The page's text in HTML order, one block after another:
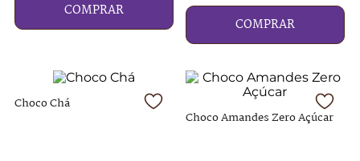
COMPRAR
COMPRAR
Choco Chá
Choco Amandes Zero Açúcar